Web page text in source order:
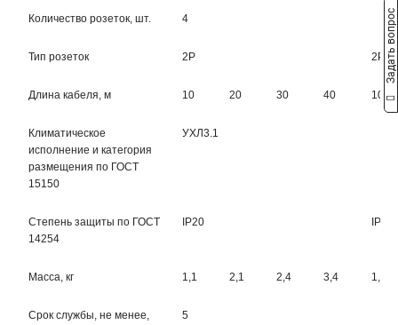
Количество розеток, шт. 4
Тип розеток 2Р 2Р+
Длина кабеля, м 10 20 30 40 10
Климатическое
исполнение и категория
размещения по ГОСТ
15150
УХЛ3.1
Степень защиты по ГОСТ
14254
IP20 IP20
Масса, кг 1,1 2,1 2,4 3,4 1,3
Срок службы, не менее,
5
Задать вопрос